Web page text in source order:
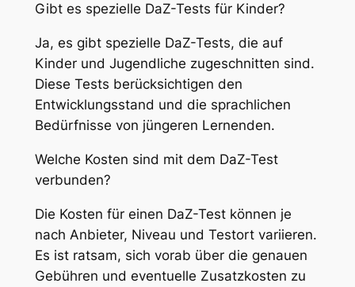
Gibt es spezielle DaZ-Tests für Kinder?
Ja, es gibt spezielle DaZ-Tests, die auf
Kinder und Jugendliche zugeschnitten sind.
Diese Tests berücksichtigen den
Entwicklungsstand und die sprachlichen
Bedürfnisse von jüngeren Lernenden.
Welche Kosten sind mit dem DaZ-Test
verbunden?
Die Kosten für einen DaZ-Test können je
nach Anbieter, Niveau und Testort variieren.
Es ist ratsam, sich vorab über die genauen
Gebühren und eventuelle Zusatzkosten zu